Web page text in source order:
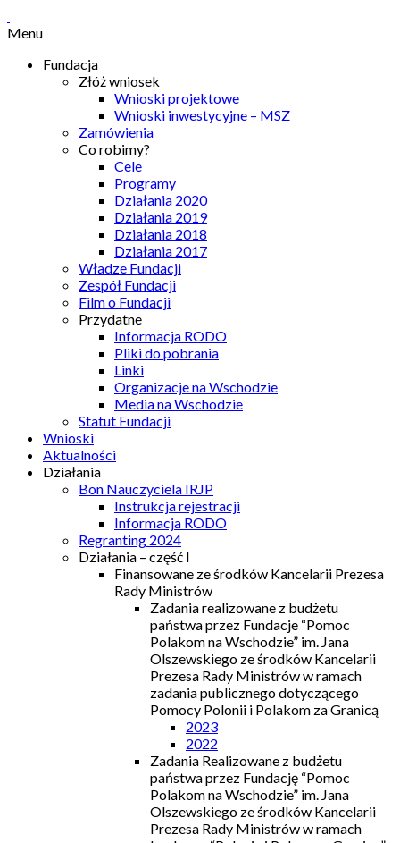
Menu
Fundacja
Złóż wniosek
Wnioski projektowe
Wnioski inwestycyjne – MSZ
Zamówienia
Co robimy?
Cele
Programy
Działania 2020
Działania 2019
Działania 2018
Działania 2017
Władze Fundacji
Zespół Fundacji
Film o Fundacji
Przydatne
Informacja RODO
Pliki do pobrania
Linki
Organizacje na Wschodzie
Media na Wschodzie
Statut Fundacji
Wnioski
Aktualności
Działania
Bon Nauczyciela IRJP
Instrukcja rejestracji
Informacja RODO
Regranting 2024
Działania – część I
Finansowane ze środków Kancelarii Prezesa
Rady Ministrów
Zadania realizowane z budżetu
państwa przez Fundacje “Pomoc
Polakom na Wschodzie” im. Jana
Olszewskiego ze środków Kancelarii
Prezesa Rady Ministrów w ramach
zadania publicznego dotyczącego
Pomocy Polonii i Polakom za Granicą
2023
2022
Zadania Realizowane z budżetu
państwa przez Fundację “Pomoc
Polakom na Wschodzie” im. Jana
Olszewskiego ze środków Kancelarii
Prezesa Rady Ministrów w ramach